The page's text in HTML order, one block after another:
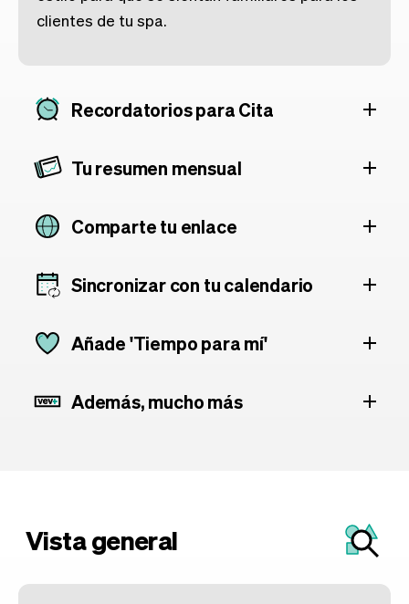
clientes de tu spa.
Recordatorios para Cita
Tu resumen mensual
Comparte tu enlace
Sincronizar con tu calendario
Añade 'Tiempo para mí'
Además, mucho más
Vista general